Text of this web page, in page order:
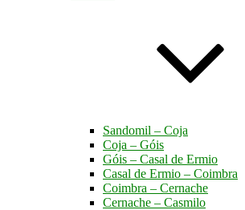
Sandomil – Coja
Coja – Góis
Góis – Casal de Ermio
Casal de Ermio – Coimbra
Coimbra – Cernache
Cernache – Casmilo